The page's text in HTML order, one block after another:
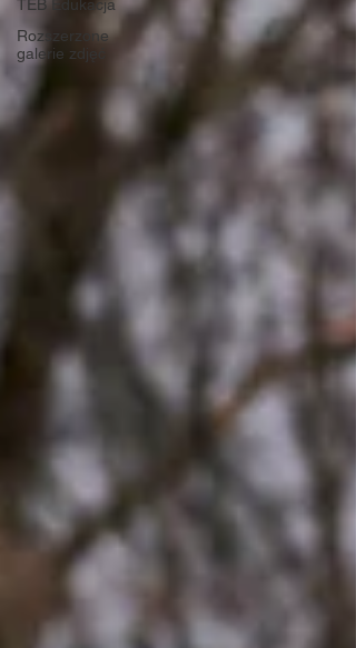
TEB Edukacja
Rozszerzone
galerie zdjęć